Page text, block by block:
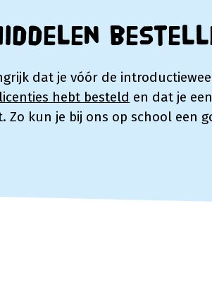
dat je vóór de
hebt besteld en dat je een
Zo kun je bij ons op school een